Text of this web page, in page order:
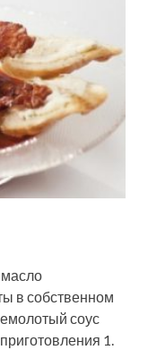
в собственном
соус
1.